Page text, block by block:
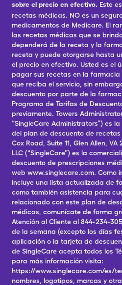
sobre el precio en efectivo. Este
recetas médicas. NO es un
medicamentos de Medicare. El
las recetas médicas que se
dependerá de la receta y la
receta y puede otorgarse hasta
el precio en efectivo. Usted es el
pagar sus recetas en la
que reciba el servicio, sin
descuento por parte de la
Programa de Tarifas de
previamente. Towers
“SingleCare Administrators”) es
del plan de descuento de
Cox Road, Suite 11, Glen Allen,
LLC (“SingleCare”) es la
descuento de prescripciones
web www.singlecare.com. Como
incluye una lista actualizada de
como también asistencia para
relacionado con este plan de
médicas, comunícate de forma
Atención al Cliente al 844-234-
de la semana (excepto los días
aplicación o la tarjeta de
de SingleCare acepta todos los
para más información visita:
https://www.singlecare.com/es/
nombres, logotipos, marcas y